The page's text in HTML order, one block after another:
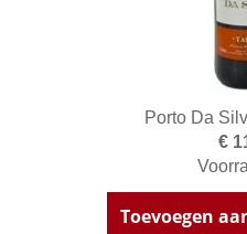
Porto Da
€
Toevoegen